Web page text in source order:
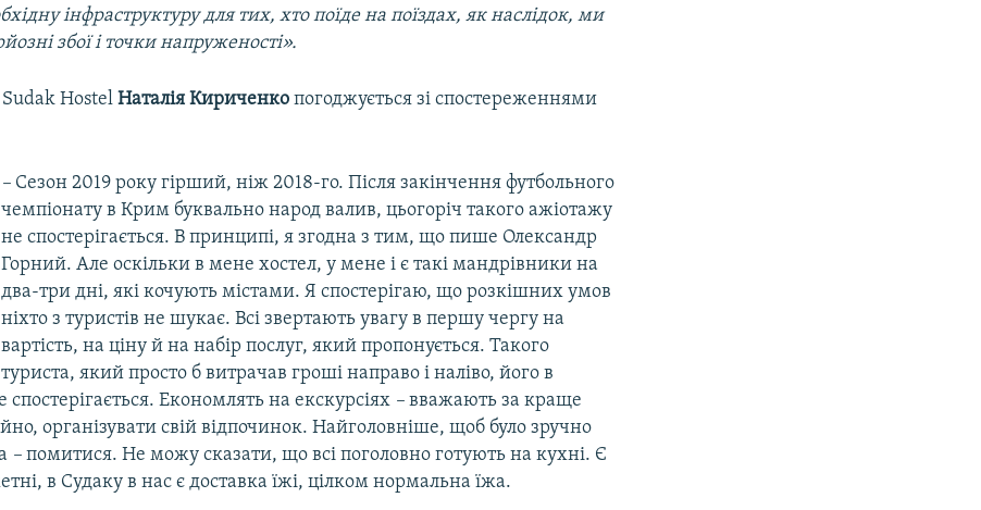
інфраструктуру для тих, хто поїде на поїздах, як наслідок, ми
збої і точки напруженості».
HostelНаталія Кириченко погоджується зі спостереженнями
–Сезон 2019 року гірший, ніж 2018-го. Після закінчення футбольного
чемпіонату в Крим буквально народ валив, цьогоріч такого ажіотажу
не спостерігається. В принципі, я згодна з тим, що пише Олександр
Горний. Але оскільки в мене хостел, у мене і є такі мандрівники на
два-три дні, які кочують містами. Я спостерігаю, що розкішних умов
ніхто з туристів не шукає. Всі звертають увагу в першу чергу на
вартість, на ціну й на набір послуг, який пропонується. Такого
туриста, який просто б витрачав гроші направо і наліво, його в
Економлять на екскурсіях – вважають за краще
організувати свій відпочинок. Найголовніше, щоб було зручно
–помитися. Не можу сказати, що всі поголовно готують на кухні. Є
в Судаку в нас є доставка їжі, цілком нормальна їжа.